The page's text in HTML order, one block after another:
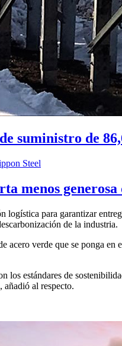
suministro de
menos generosa
para garantizar
de la industria.
acero verde que se ponga
los estándares de
al respecto.